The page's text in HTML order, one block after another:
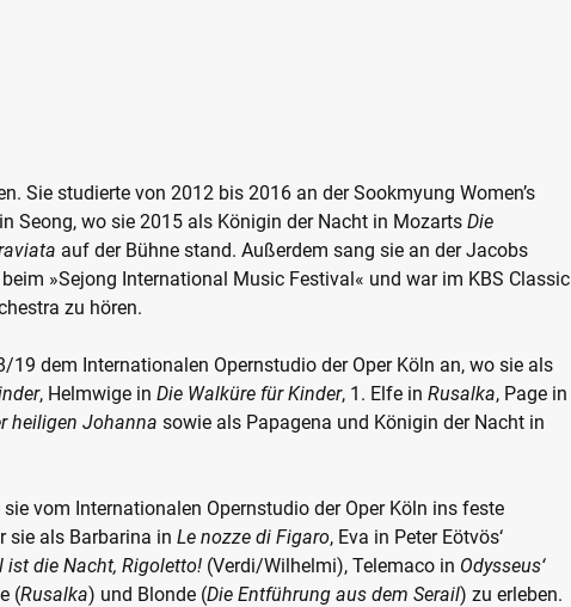
Sie studierte von 2012 bis 2016 an der Sookmyung Women’s
Seong, wo sie 2015 als Königin der Nacht in Mozarts Die
auf der Bühne stand. Außerdem sang sie an der Jacobs
»Sejong International Music Festival« und war im KBS Classic
zu hören.
19 dem Internationalen Opernstudio der Oper Köln an, wo sie als
, Helmwige in Die Walküre für Kinder, 1. Elfe in Rusalka, Page in
heiligen Johanna sowie als Papagena und Königin der Nacht in
vom Internationalen Opernstudio der Oper Köln ins feste
sie als Barbarina in Le nozze di Figaro, Eva in Peter Eötvös‘
ist die Nacht, Rigoletto! (Verdi/Wilhelmi), Telemaco in Odysseus‘
(Rusalka) und Blonde (Die Entführung aus dem Serail) zu erleben.